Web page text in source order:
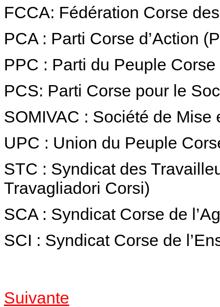
FCCA: Fédération Corse
PCA : Parti Corse d’Action
PPC : Parti du Peuple
PCS: Parti Corse pour le
SOMIVAC : Société de
UPC : Union du Peuple
STC : Syndicat des
Travagliadori Corsi)
SCA : Syndicat Corse de
SCI : Syndicat Corse de
Suivante